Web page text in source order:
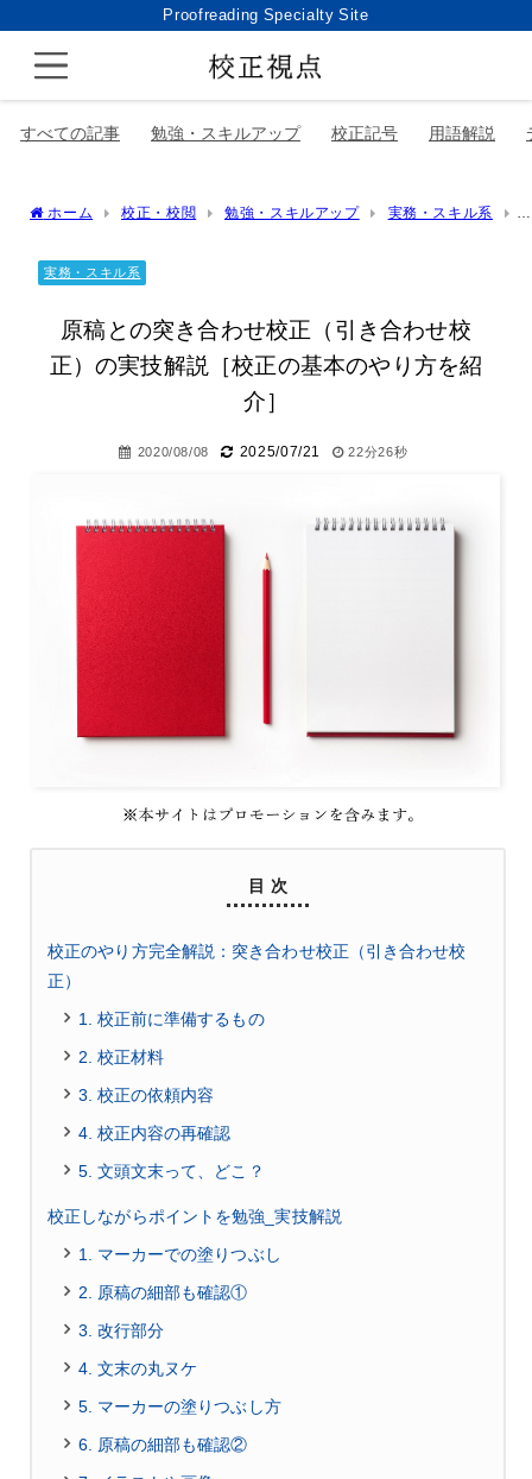
Proofreading Specialty Site
すべての記事 勉強・スキルアップ 校正記号 用語解説
ホーム 校正・校閲 勉強・スキルアップ
実務・スキル系
り方を紹介］
実務・スキル系
原稿との突き合わせ校正（引き合わせ校
正）の実技解説［校正の基本のやり方を紹
介］
2020/08/08 2025/07/21 22分26秒
目 次
校正のやり方完全解説：突き合わせ校正（引き合わせ校
正）
1. 校正前に準備するもの
2. 校正材料
3. 校正の依頼内容
4. 校正内容の再確認
5. 文頭文末って、どこ？
校正しながらポイントを勉強_実技解説
1. マーカーでの塗りつぶし
2. 原稿の細部も確認①
3. 改行部分
4. 文末の丸ヌケ
5. マーカーの塗りつぶし方
6. 原稿の細部も確認②